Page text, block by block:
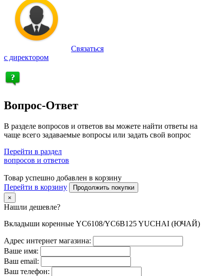
Связаться
с директором
Вопрос-Ответ
В разделе вопросов и ответов вы можете найти ответы на
чаще всего задаваемые вопросы или задать свой вопрос
Перейти в раздел
вопросов и ответов
Товар успешно добавлен в корзину
Перейти в корзину
Продолжить покупки
×
Нашли дешевле?
Вкладыши коренные YC6108/YC6B125 YUCHAI (ЮЧАЙ)
Адрес интернет магазина:
Ваше имя:
Ваш email:
Ваш телефон: